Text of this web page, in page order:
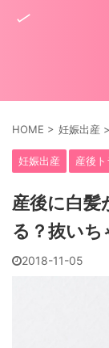
HOME > 妊娠出産 >
妊娠出産 産後
産後に白髪
る？抜いち
2018-11-05